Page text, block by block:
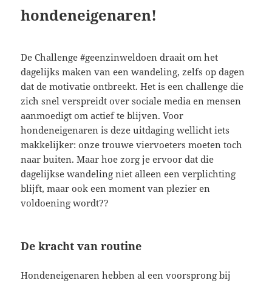
hondeneigenaren!
De Challenge #geenzinweldoen draait om het
dagelijks maken van een wandeling, zelfs op dagen
dat de motivatie ontbreekt. Het is een challenge die
zich snel verspreidt over sociale media en mensen
aanmoedigt om actief te blijven. Voor
hondeneigenaren is deze uitdaging wellicht iets
makkelijker: onze trouwe viervoeters moeten toch
naar buiten. Maar hoe zorg je ervoor dat die
dagelijkse wandeling niet alleen een verplichting
blijft, maar ook een moment van plezier en
voldoening wordt??
De kracht van routine
Hondeneigenaren hebben al een voorsprong bij